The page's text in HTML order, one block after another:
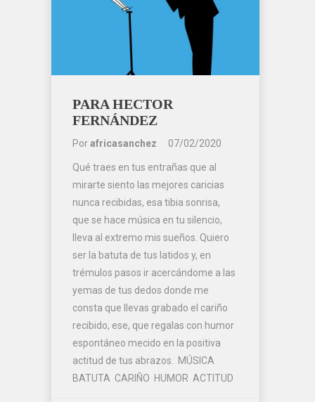
PARA HECTOR
FERNÁNDEZ
Porafricasanchez 07/02/2020
Qué traes en tus entrañas que al
mirarte siento las mejores caricias
nunca recibidas, esa tibia sonrisa,
que se hace música en tu silencio,
lleva al extremo mis sueños. Quiero
ser la batuta de tus latidos y, en
trémulos pasos ir acercándome a las
yemas de tus dedos donde me
consta que llevas grabado el cariño
recibido, ese, que regalas con humor
espontáneo mecido en la positiva
actitud de tus abrazos. MÚSICA
BATUTA CARIÑO HUMOR ACTITUD